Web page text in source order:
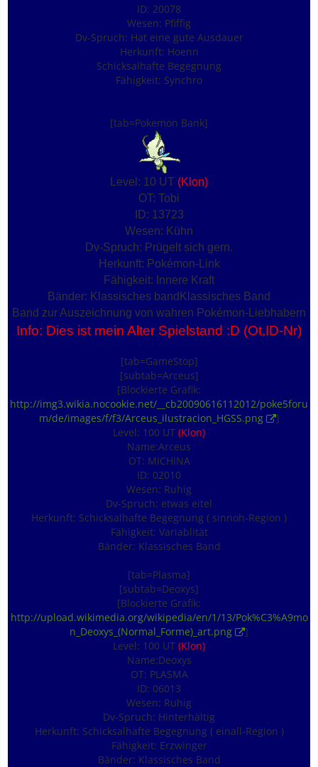
ID: 20078
Wesen: Pfiffig
Dv-Spruch: Hat eine gute Ausdauer
Herkunft: Hoenn
Schicksalhafte Begegnung
Fähigkeit: Synchro
[tab=Pokemon Bank]
Level: 10 UT (Klon)
OT: Tobi
ID: 13723
Wesen: Kühn
Dv-Spruch: Prügelt sich gern.
Herkunft: Pokémon-Link
Fähigkeit: Innere Kraft
Bänder: Klassisches bandKlassisches Band
Band zur Auszeichnung von wahren Pokémon-Liebhabern
Info: Dies ist mein Alter Spielstand :D (Ot,ID-Nr)
[tab=GameStop]
[subtab=Arceus]
[Blockierte Grafik:
http://img3.wikia.nocookie.net/__cb20090616112012/poke5foru
m/de/images/f/f3/Arceus_ilustracion_HGSS.png
]
Level: 100 UT (Klon)
Name:Arceus
OT: MICHINA
ID: 02010
Wesen: Ruhig
Dv-Spruch: etwas eitel
Herkunft: Schicksalhafte Begegnung ( sinnoh-Region )
Fähigkeit: Variablität
Bänder: Klassisches Band
[tab=Plasma]
[subtab=Deoxys]
[Blockierte Grafik:
http://upload.wikimedia.org/wikipedia/en/1/13/Pok%C3%A9mo
n_Deoxys_(Normal_Forme)_art.png
]
Level: 100 UT (Klon)
Name:Deoxys
OT: PLASMA
ID: 06013
Wesen: Ruhig
Dv-Spruch: Hinterhältig
Herkunft: Schicksalhafte Begegnung ( einall-Region )
Fähigkeit: Erzwinger
Bänder: Klassisches Band